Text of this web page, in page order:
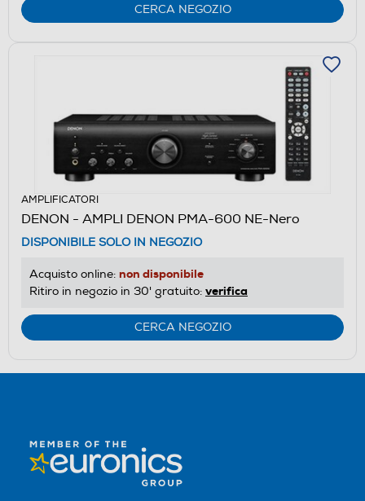
CERCA NEGOZIO
AMPLIFICATORI
DENON - AMPLI DENON PMA-600 NE-Nero
DISPONIBILE SOLO IN NEGOZIO
Acquisto online: non disponibile
Ritiro in negozio in 30' gratuito: verifica
CERCA NEGOZIO